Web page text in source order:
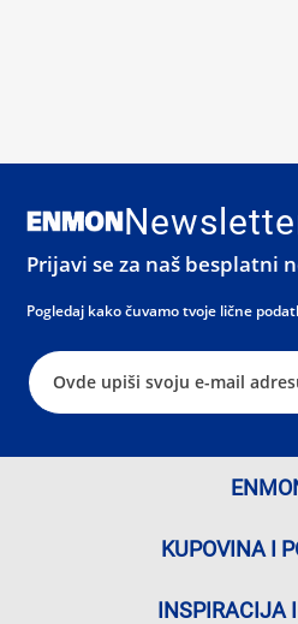
Prijavi se za naš besplatni
Pogledaj kako čuvamo tvoje lične
KUPOVINA I
INSPIRACIJA